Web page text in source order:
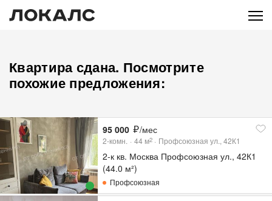
Квартира сдана. Посмотрите
похожие предложения:
95 000 /мес
2-комн. 44 м2 Профсоюзная ул., 42К1
2-к кв. Москва Профсоюзная ул., 42К1
(44.0 м²)
Профсоюзная